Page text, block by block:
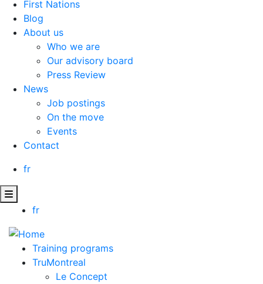
First Nations
Blog
About us
Who we are
Our advisory board
Press Review
News
Job postings
On the move
Events
Contact
fr
fr
Training programs
TruMontreal
Le Concept